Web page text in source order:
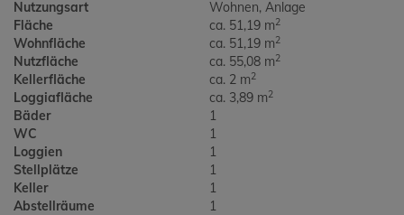
Nutzungsart
Wohnen Anlage
Fläche
ca. 51,19 m2
Wohnfläche ca. 51,19 m2
Nutzfläche ca. 55,08 m2
Kellerfläche ca. 2 m2
Loggiafläche ca. 3,89 m2
Bäder
1
WC
1
Loggien
1
Stellplätze
1
Keller
1
Abstellräume
1